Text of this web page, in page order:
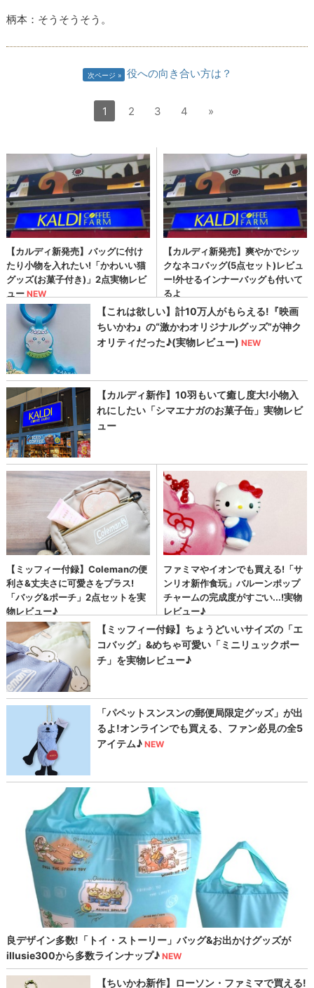
柄本：そうそうそう。
次ページ 役への向き合い方は？
1 2 3 4 »